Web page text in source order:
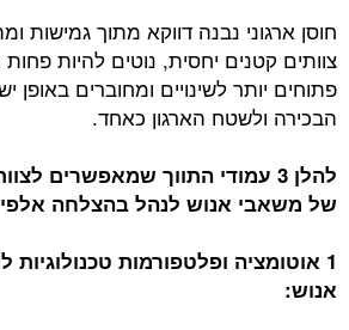
חוסן ארגוני נבנה דווקא מתוך גמישות
צוותים קטנים יחסית, נוטים להיות
פתוחים יותר לשינויים ומחוברים באופן
הבכירה ולשטח הארגון כאחד.
להלן 3 עמודי התווך שמאפשרים
של משאבי אנוש לנהל בהצלחה אלפי
1 אוטומציה ופלטפורמות טכנולוגיות
אנוש: